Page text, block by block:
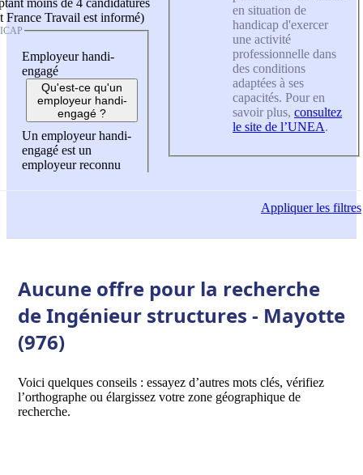
France Travail est informé)
Employeur handi-
engagé
Qu'est-ce qu'un
employeur handi-
engagé ?
Un employeur handi-
engagé est un
employeur reconnu
en situation de
handicap d'exercer
une activité
professionnelle dans
des conditions
adaptées à ses
capacités. Pour en
savoir plus, consultez
le site de l’UNEA.
Appliquerles filtres
Aucune offre pour la recherche
de Ingénieur structures - Mayotte
(976)
Voici quelques conseils : essayez d’autres mots clés, vérifiez
l’orthographe ou élargissez votre zone géographique de
recherche.